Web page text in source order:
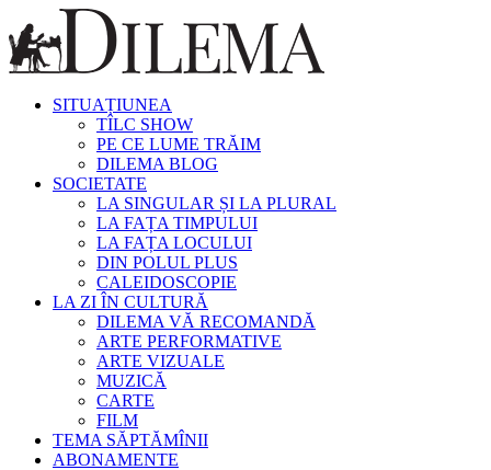
SITUAȚIUNEA
TÎLC SHOW
PE CE LUME TRĂIM
DILEMA BLOG
SOCIETATE
LA SINGULAR ȘI LA PLURAL
LA FAȚA TIMPULUI
LA FAȚA LOCULUI
DIN POLUL PLUS
CALEIDOSCOPIE
LA ZI ÎN CULTURĂ
DILEMA VĂ RECOMANDĂ
ARTE PERFORMATIVE
ARTE VIZUALE
MUZICĂ
CARTE
FILM
TEMA SĂPTĂMÎNII
ABONAMENTE